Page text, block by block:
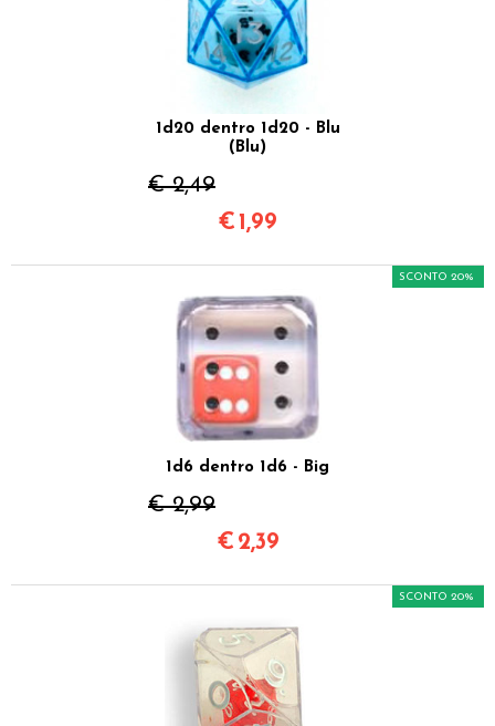
1d20 dentro 1d20 - Blu
(Blu)
€ 2,49
€ 1,99
1d6 dentro 1d6 - Big
€ 2,99
SCONTO 20%
€ 2,39
SCONTO 20%